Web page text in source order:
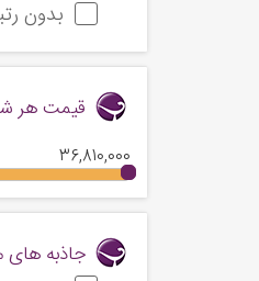
بدون
قیمت هر
36,810,000
جاذبه های